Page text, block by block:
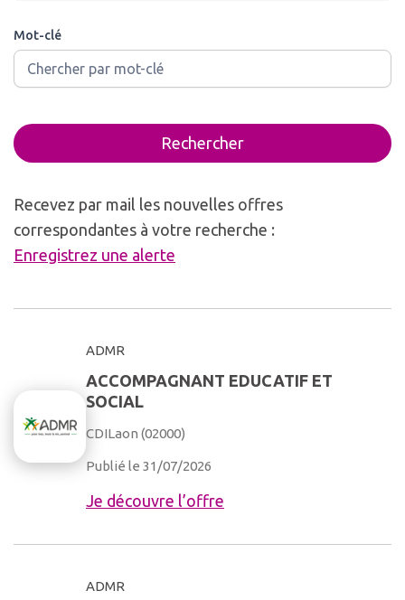
Mot-clé
Rechercher
Recevez par mail les nouvelles offres
correspondantes à votre recherche :
Enregistrez une alerte
ADMR
ACCOMPAGNANT EDUCATIF ET
SOCIAL
CDILaon (02000)
Publié le 31/07/2026
Je découvre l’offre
ADMR